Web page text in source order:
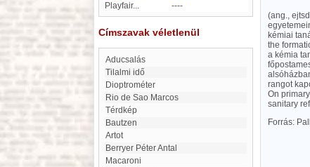
Playfair...
----
Címszavak véletlenül
Aducsalás
Tilalmi idő
dioptrométer
Rio de Sao Marcos
Térdkép
Bautzen
Artot
Berryer Péter Antal
Macaroni
(ang.,
kémiai
the
a kémia
rangot
On
sanitary
Forrás: